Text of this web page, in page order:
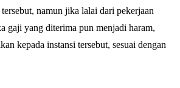
namun jika lalai dari pekerjaan
gaji yang diterima pun menjadi haram,
kepada instansi tersebut, sesuai dengan